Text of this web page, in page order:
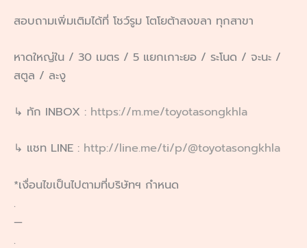
สอบถามเพิ่มเติมได้ที่ โชว์รูม โตโยต้าสงขลา ทุกสาขา
หาดใหญ่ใน / 30 เมตร / 5 แยกเกาะยอ / ระโนด / จะนะ /
สตูล / ละงู
↳ ทัก INBOX : https://m.me/toyotasongkhla
↳ แชท LINE : http://line.me/ti/p/@toyotasongkhla
*เงื่อนไขเป็นไปตามที่บริษัทฯ กำหนด
.
—
.